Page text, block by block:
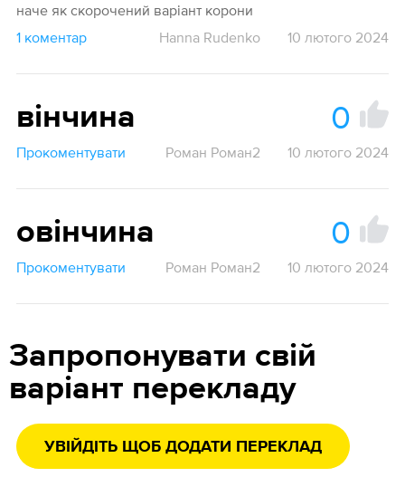
наче як скорочений варіант корони
1 коментар
Hanna Rudenko 10 лютого 2024
вінчина 0
Прокоментувати Роман Роман2 10 лютого 2024
овінчина 0
Прокоментувати Роман Роман2 10 лютого 2024
Запропонувати свій
варіант перекладу
УВІЙДІТЬ ЩОБ ДОДАТИ ПЕРЕКЛАД